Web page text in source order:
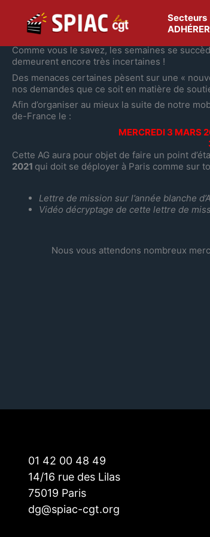
contenu
Secteurs
ADHÉRER
Comme vous le savez, les semaines se
demeurent encore très incertaines !
Des menaces certaines pèsent sur une «
nos demandes que ce soit en matière de
Afin d’organiser au mieux la suite de notre
de-France le :
MERCREDI 3 MARS
Cette AG aura pour objet de faire un point
2021 qui doit se déployer à Paris comme sur
Lettre de mission sur l’année blanche
Vidéo décryptage de cette lettre de
Nous vous attendons nombreux
01 42 00 48 49
14/16 rue des Lilas
75019 Paris
dg@spiac-cgt.org